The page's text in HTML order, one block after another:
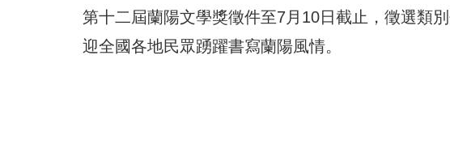
第十二屆蘭陽文學獎徵件至7月10日截止，徵選類
迎全國各地民眾踴躍書寫蘭陽風情。